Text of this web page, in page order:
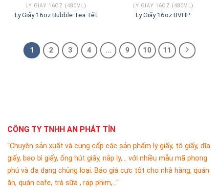
LY GIẤY 16OZ (480ML)
Ly Giấy 16oz Bubble Tea Tết
LY GIẤY 16OZ (480ML)
Ly Giấy 16oz BVHP
1 2 3 4 … 9 10 11
CÔNG TY TNHH AN PHÁT TÍN
"Chuyên sản xuất và cung cấp các sản phẩm ly giấy, tô giấy, dĩa
giấy, bao bì giấy, ống hút giấy, nắp ly,... với nhiều mẫu mã phong
phú và đa dạng chủng loại. Báo giá cực tốt cho nhà hàng, quán
ăn, quán cafe, trà sữa , rạp phim,..."